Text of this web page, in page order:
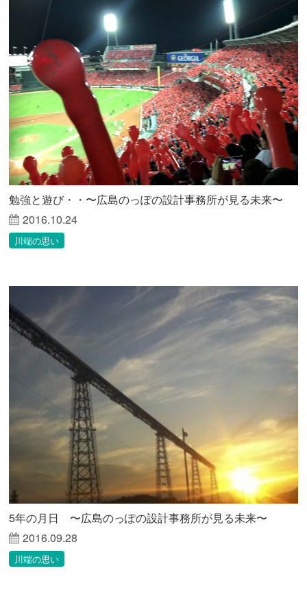
勉強と遊び・・〜広島のっぽの設計事務所が見る未来〜
2016.10.24
川端の思い
5年の月日 〜広島のっぽの設計事務所が見る未来〜
2016.09.28
川端の思い